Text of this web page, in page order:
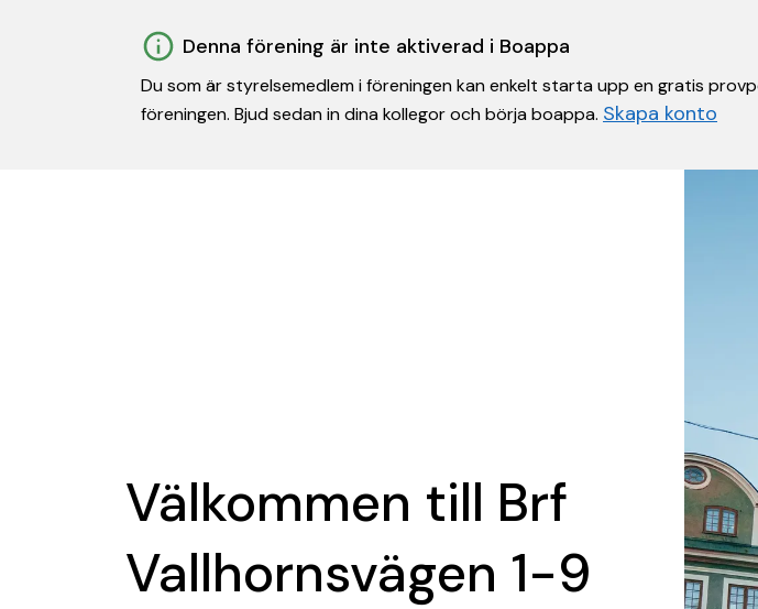
Denna förening är inte aktiverad i Boappa
Du som är styrelsemedlem i föreningen kan enkelt starta upp en gratis
föreningen. Bjud sedan in dina kollegor och börja boappa. Skapa konto
Välkommen till Brf
Vallhornsvägen 1-9